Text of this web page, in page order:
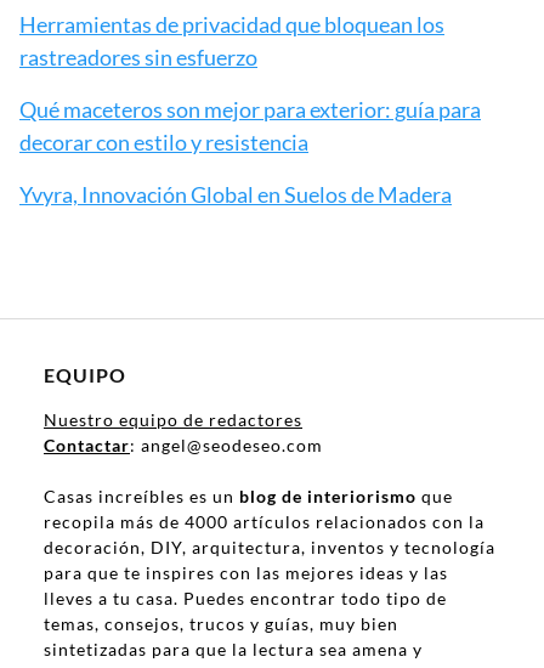
Herramientas de privacidad que bloquean los
rastreadores sin esfuerzo
Qué maceteros son mejor para exterior: guía para
decorar con estilo y resistencia
Yvyra, Innovación Global en Suelos de Madera
EQUIPO
Nuestro equipo de redactores
Contactar: angel@seodeseo.com
Casas increíbles es un blog de interiorismo que
recopila más de 4000 artículos relacionados con la
decoración, DIY, arquitectura, inventos y tecnología
para que te inspires con las mejores ideas y las
lleves a tu casa. Puedes encontrar todo tipo de
temas, consejos, trucos y guías, muy bien
sintetizadas para que la lectura sea amena y